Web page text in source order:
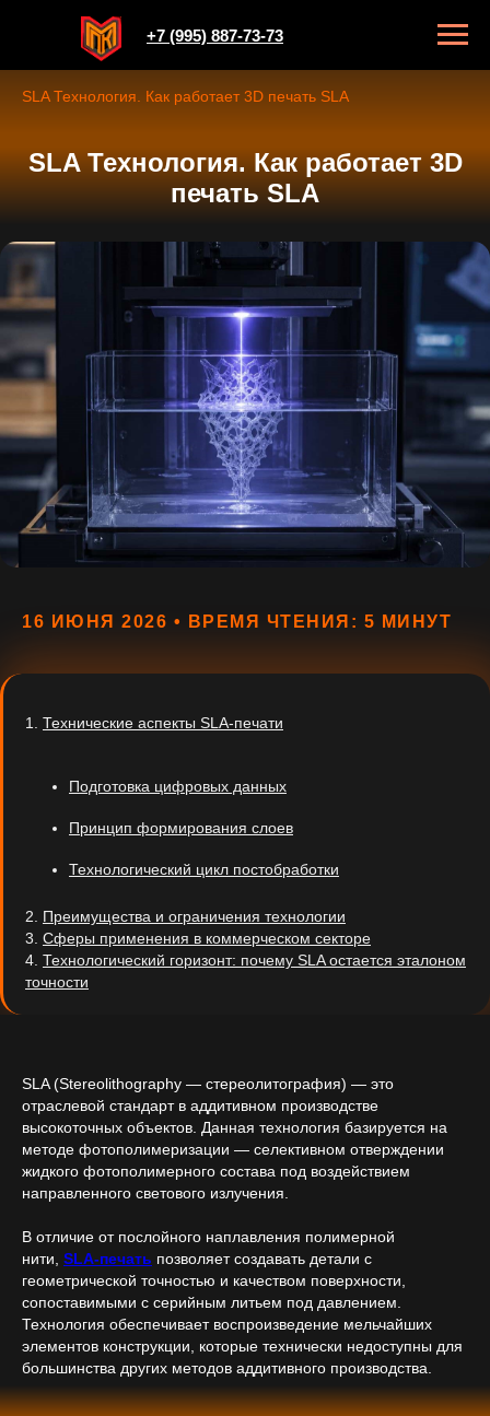
+7 (995) 887-73-73
Блог
SLA Технология. Как работает 3D печать SLA
SLA Технология. Как работает 3D
печать SLA
16 ИЮНЯ 2026 • ВРЕМЯ ЧТЕНИЯ: 5 МИНУТ
1. Технические аспекты SLA-печати
Подготовка цифровых данных
Принцип формирования слоев
Технологический цикл постобработки
2. Преимущества и ограничения технологии
3. Сферы применения в коммерческом секторе
4. Технологический горизонт: почему SLA остается эталоном
точности
SLA (Stereolithography — стереолитография) — это
отраслевой стандарт в аддитивном производстве
высокоточных объектов. Данная технология базируется на
методе фотополимеризации — селективном отверждении
жидкого фотополимерного состава под воздействием
направленного светового излучения.
В отличие от послойного наплавления полимерной
нити, SLA-печать позволяет создавать детали с
геометрической точностью и качеством поверхности,
сопоставимыми с серийным литьем под давлением.
Технология обеспечивает воспроизведение мельчайших
элементов конструкции, которые технически недоступны для
большинства других методов аддитивного производства.